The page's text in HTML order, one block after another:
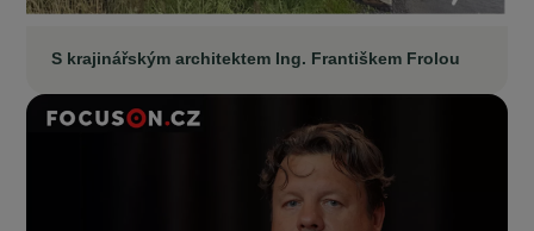
S krajinářským architektem Ing. Františkem Frolou